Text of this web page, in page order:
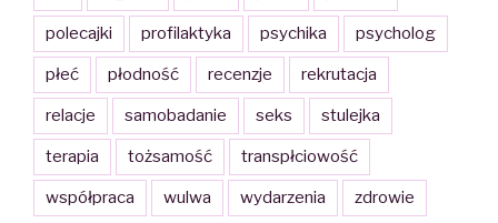
polecajki profilaktyka psychika psycholog
płeć płodność recenzje rekrutacja
relacje samobadanie seks stulejka
terapia tożsamość transpłciowość
współpraca wulwa wydarzenia zdrowie